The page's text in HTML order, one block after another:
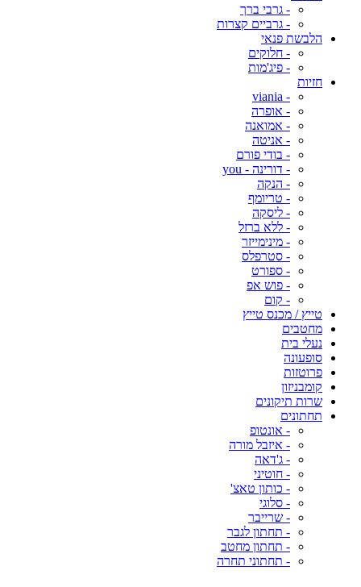
- גרבי ברך
- גרביים קצרות
הלבשת פנאי
- חלוקים
- פיג'מות
חזיות
- viania
- אופרה
- אמואנה
- אניטה
- בודי פורם
- דורינה - you
- הנקה
- טריומף
- ליסקה
- ללא ברזל
- מינימייזר
- סטרפלס
- ספורט
- פוש אפ
- קום
טייץ / מכנס טייץ
מחטבים
נעלי בית
סופעונה
פרוטזות
קומבניזון
שרות תיקונים
תחתונים
- אונטופ
- איזבל מורה
- ג'דאה
- חוטיני
- כותון טאצ'
- סלוגי
- שרייבר
- תחתון לגבר
- תחתון מחטב
- תחתוני תחרה